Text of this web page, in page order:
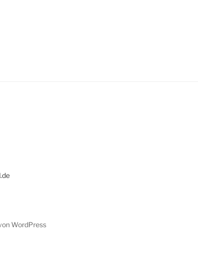
WordPress